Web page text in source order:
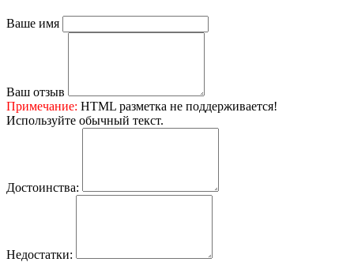
Ваше имя
Ваш отзыв
Примечание: HTML разметка не поддерживается!
Используйте обычный текст.
Достоинства:
Недостатки: